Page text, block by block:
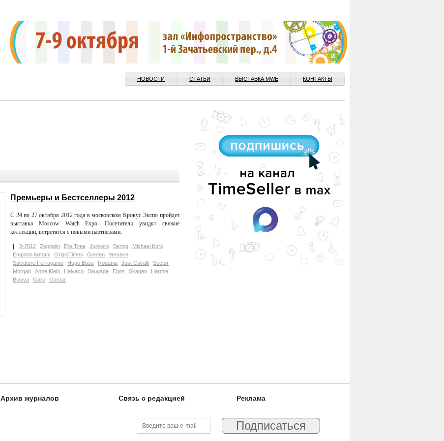
НОВОСТИ СТАТЬИ ВЫСТАВКА MWE КОНТАКТЫ
Премьеры и Бестселлеры 2012
С 24 по 27 октября 2012 года в московском Крокус Экспо пройдет
выставка Moscow Watch Expo. Посетители увидят свежие
коллекции, встретятся с новыми партнерами.
3-2012 Zeppelin Elle Time Junkers Bering
Michael Kors
Emporio Armani
OriginTimes Gooten
Versace
Salvatore Ferragamo
Hugo Boss Rodania Just Cavalli
Sector
Morgan
Anne Klein Helveco Sauvage Epos Skagen
Hermle
Bulova
Gallo Gastar
Архив журналов Связь с редакцией Реклама